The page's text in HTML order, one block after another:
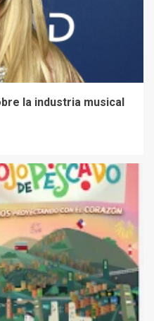
la industria musical